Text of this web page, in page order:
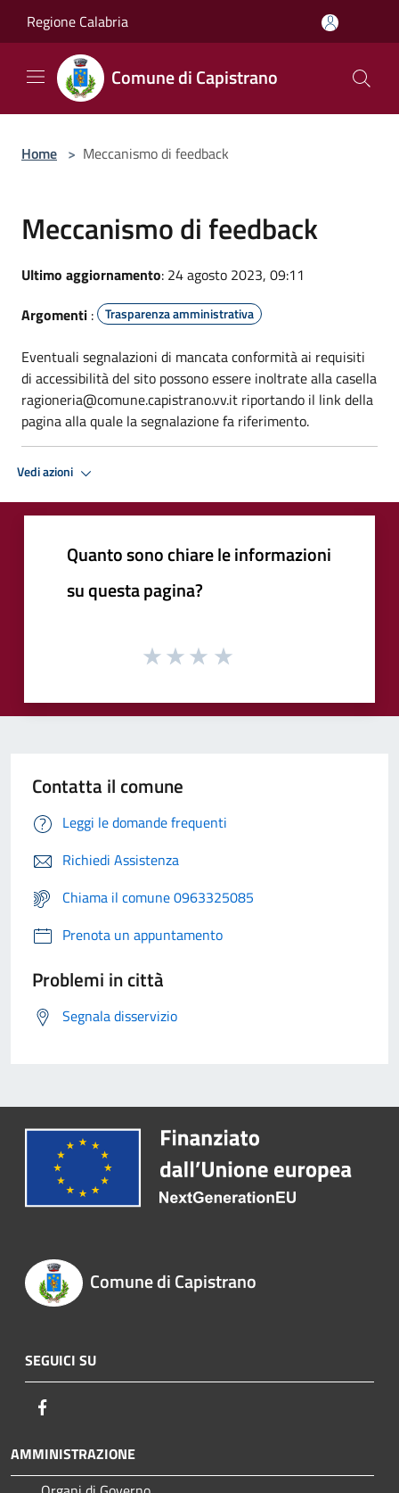
Regione Calabria
Comune di Capistrano
Home > Meccanismo di feedback
Meccanismo di feedback
Ultimo aggiornamento: 24 agosto 2023, 09:11
Argomenti : Trasparenza amministrativa
Eventuali segnalazioni di mancata conformità ai requisiti
di accessibilità del sito possono essere inoltrate alla casella
ragioneria@comune.capistrano.vv.it riportando il link della
pagina alla quale la segnalazione fa riferimento.
Vedi azioni
Quanto sono chiare le informazioni
su questa pagina?
Contatta il comune
Leggi le domande frequenti
Richiedi Assistenza
Chiama il comune 0963325085
Prenota un appuntamento
Problemi in città
Segnala disservizio
Comune di Capistrano
SEGUICI SU
AMMINISTRAZIONE